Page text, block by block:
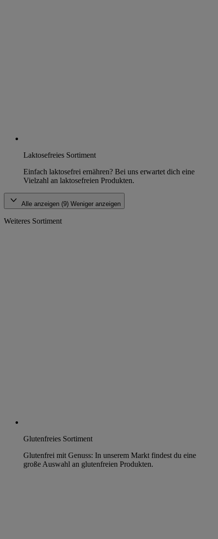
Laktosefreies Sortiment
Einfach laktosefrei ernähren? Bei uns erwartet dich eine
Vielzahl an laktosefreien Produkten.
Alle anzeigen (9) Weniger anzeigen
Weiteres Sortiment
Glutenfreies Sortiment
Glutenfrei mit Genuss: In unserem Markt findest du eine
große Auswahl an glutenfreien Produkten.